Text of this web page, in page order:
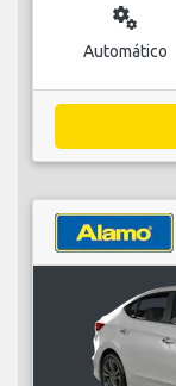
miscellaneous_services
Automático